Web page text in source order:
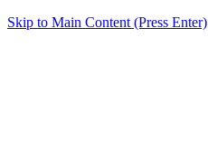
Skip to Main Content (Press Enter)